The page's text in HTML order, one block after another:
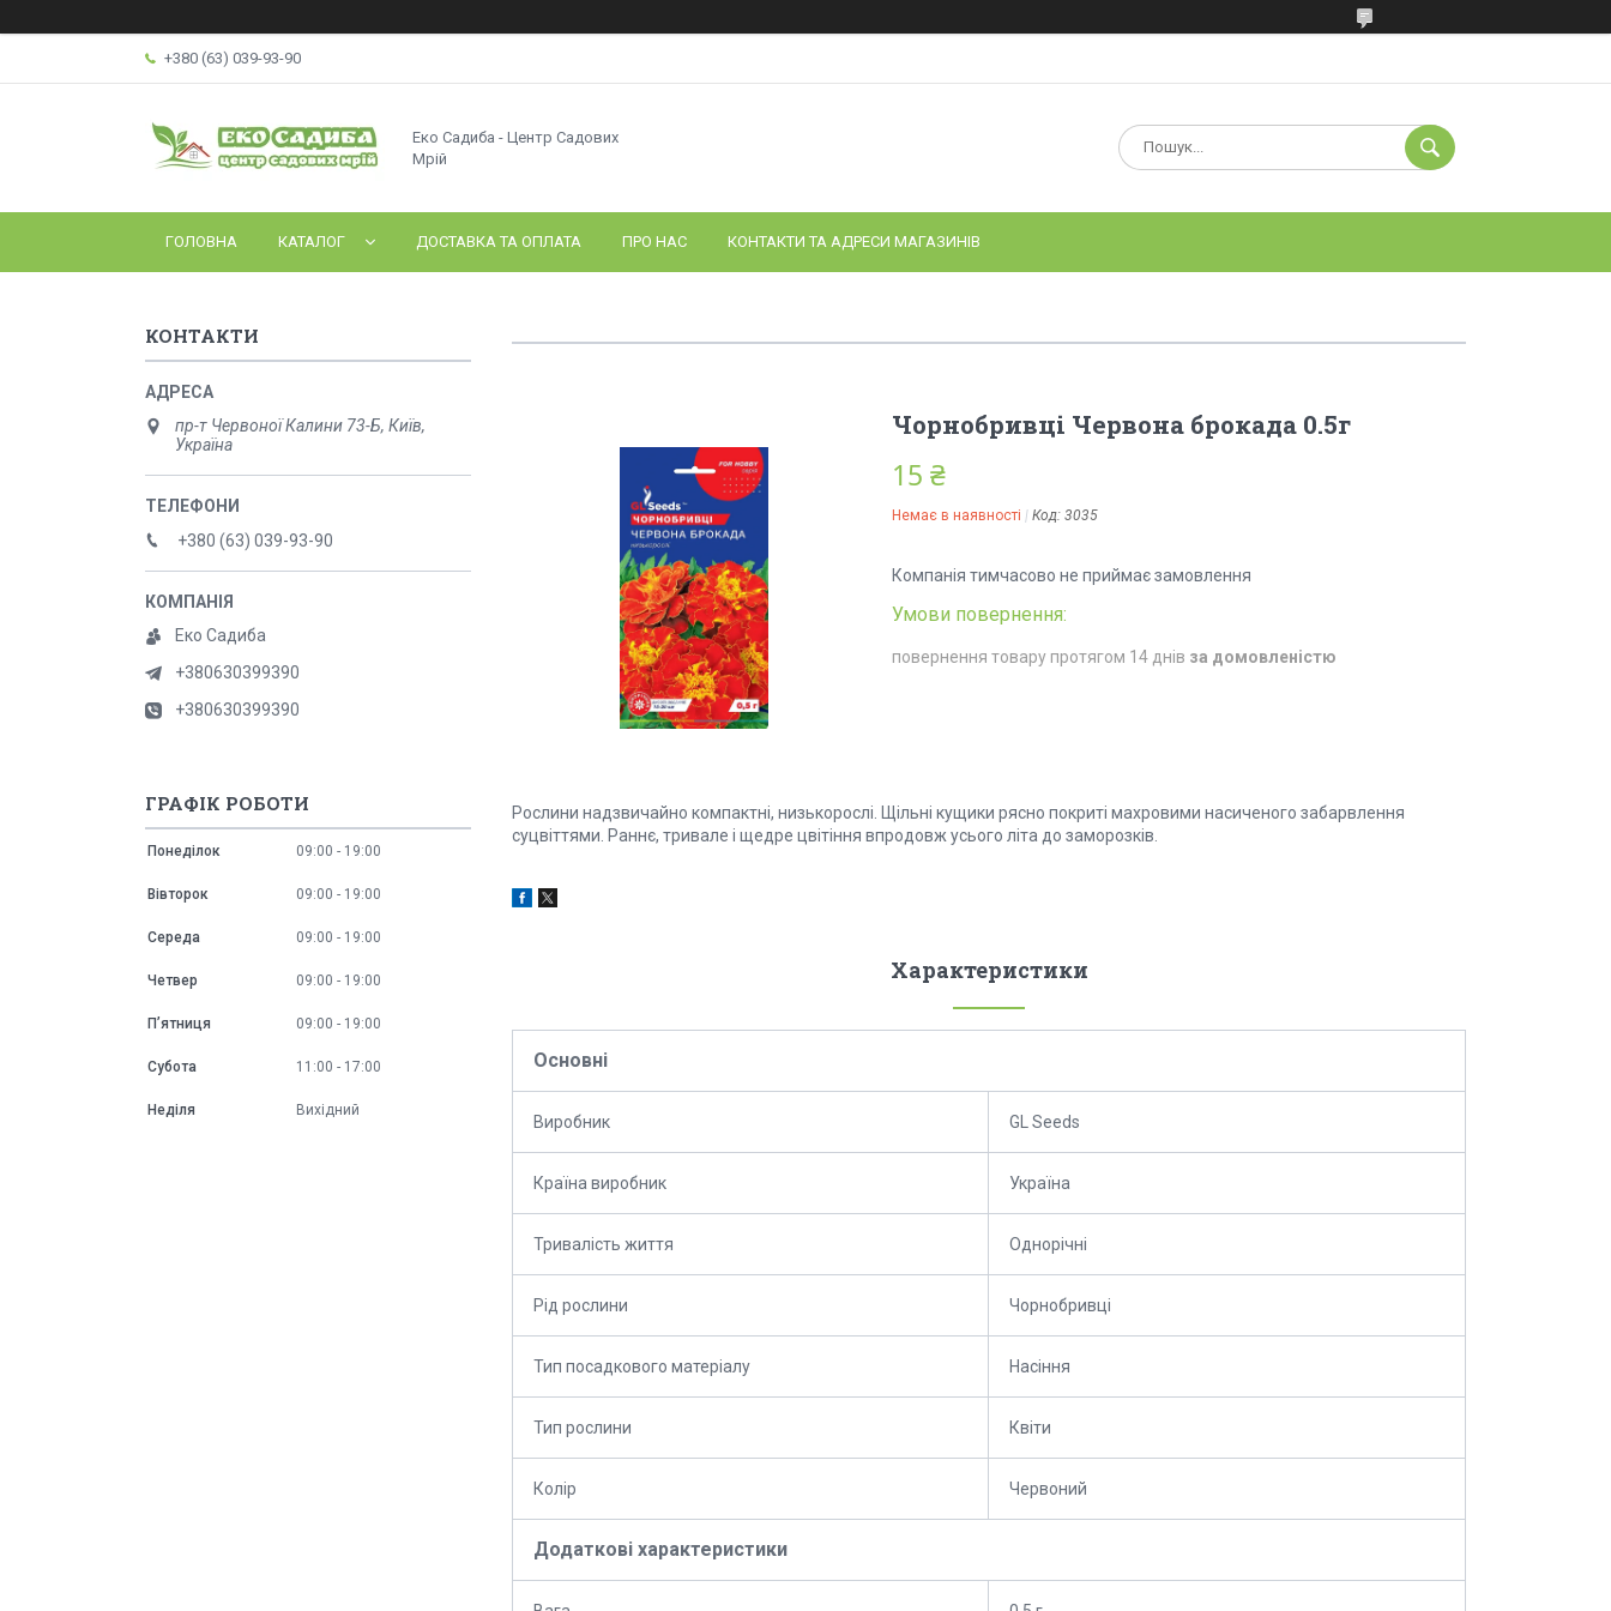
+380 (63) 039-93-90
Еко Садиба - Центр Садових
Мрій
ГОЛОВНА КАТАЛОГ ДОСТАВКА ТА ОПЛАТА ПРО НАС КОНТАКТИ ТА АДРЕСИ МАГАЗИНІВ
Чорнобривці Червона брокада 0.5г
15 ₴
Немає в наявності Код: 3035
Компанія тимчасово не приймає замовлення
повернення товару протягом 14 днів за домовленістю
Рослини надзвичайно компактні, низькорослі. Щільні кущики рясно покриті махровими насиченого забарвлення
суцвіттями. Раннє, тривале і щедре цвітіння впродовж усього літа до заморозків.
Характеристики
Основні
Виробник GL Seeds
Країна виробник Україна
Тривалість життя Однорічні
Рід рослини Чорнобривці
Тип посадкового матеріалу Насіння
Тип рослини Квіти
Колір Червоний
Додаткові характеристики
КОНТАКТИ
пр-т Червоної Калини 73-Б, Київ,
Україна
+380 (63) 039-93-90
Еко Садиба
+380630399390
+380630399390
ГРАФІК РОБОТИ
Понеділок 09:00 19:00
Вівторок 09:00 19:00
Середа 09:00 19:00
Четвер 09:00 19:00
Пʼятниця 09:00 19:00
Субота 11:00 17:00
Неділя Вихідний